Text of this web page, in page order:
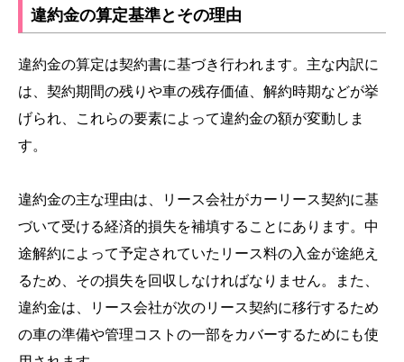
違約金の算定基準とその理由
違約金の算定は契約書に基づき行われます。主な内訳に
は、契約期間の残りや車の残存価値、解約時期などが挙
げられ、これらの要素によって違約金の額が変動しま
す。
違約金の主な理由は、リース会社がカーリース契約に基
づいて受ける経済的損失を補填することにあります。中
途解約によって予定されていたリース料の入金が途絶え
るため、その損失を回収しなければなりません。また、
違約金は、リース会社が次のリース契約に移行するため
の車の準備や管理コストの一部をカバーするためにも使